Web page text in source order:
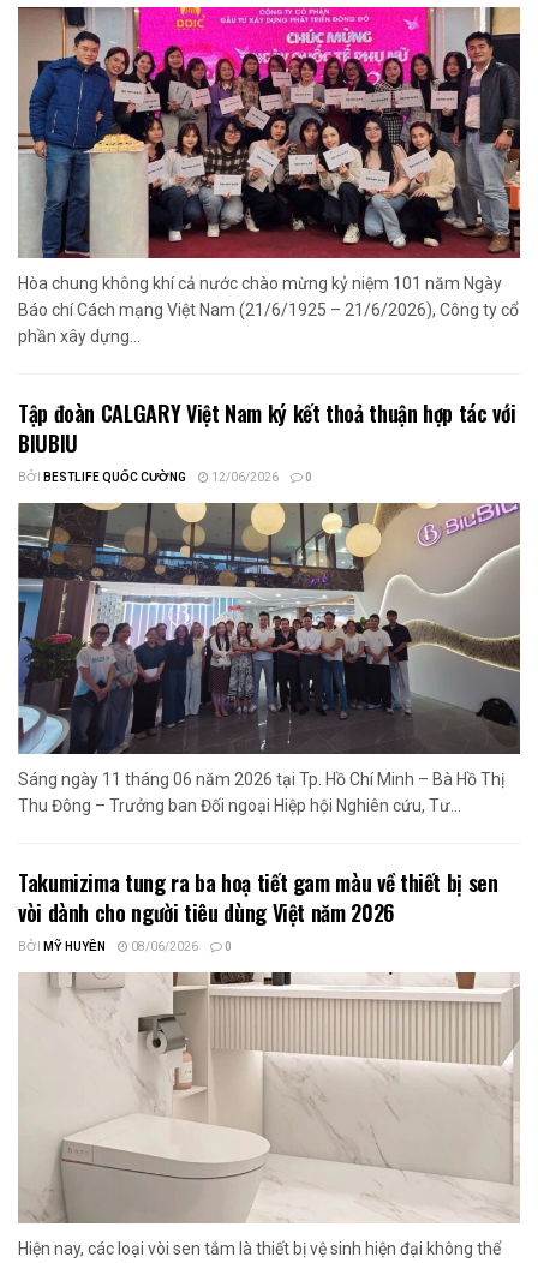
Hòa chung không khí cả nước chào mừng kỷ niệm 101 năm Ngày
Báo chí Cách mạng Việt Nam (21/6/1925 – 21/6/2026), Công ty cổ
phần xây dựng...
Tập đoàn CALGARY Việt Nam ký kết thoả thuận hợp tác với
BIUBIU
BỞI BESTLIFE QUỐC CƯỜNG 12/06/2026 0
Sáng ngày 11 tháng 06 năm 2026 tại Tp. Hồ Chí Minh – Bà Hồ Thị
Thu Đông – Trưởng ban Đối ngoại Hiệp hội Nghiên cứu, Tư...
Takumizima tung ra ba hoạ tiết gam màu về thiết bị sen
vòi dành cho người tiêu dùng Việt năm 2026
BỞI MỸ HUYỀN 08/06/2026 0
Hiện nay, các loại vòi sen tắm là thiết bị vệ sinh hiện đại không thể